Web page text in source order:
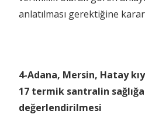
anlatılması gerektiğine
4-Adana, Mersin, Hatay
17 termik santralin
değerlendirilmesi